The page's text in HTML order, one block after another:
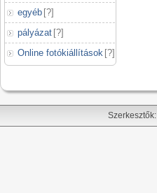
egyéb [?]
pályázat [?]
Online fotókiállítások [?]
Szerkesztők: